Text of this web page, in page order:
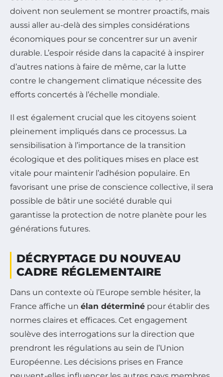
doivent non seulement se montrer proactifs, mais
aussi aller au-delà des simples considérations
économiques pour se concentrer sur un avenir
durable. L’espoir réside dans la capacité à inspirer
d’autres nations à faire de même, car la lutte
contre le changement climatique nécessite des
efforts concertés à l’échelle mondiale.
Il est également crucial que les citoyens soient
pleinement impliqués dans ce processus. La
sensibilisation à l’importance de la transition
écologique et des politiques mises en place est
vitale pour maintenir l’adhésion populaire. En
favorisant une prise de conscience collective, il sera
possible de bâtir une société durable qui
garantisse la protection de notre planète pour les
générations futures.
DÉCRYPTAGE DU NOUVEAU
CADRE RÉGLEMENTAIRE
Dans un contexte où l’Europe semble hésiter, la
France affiche un élan déterminé pour établir des
normes claires et efficaces. Cet engagement
soulève des interrogations sur la direction que
prendront les régulations au sein de l’Union
Européenne. Les décisions prises en France